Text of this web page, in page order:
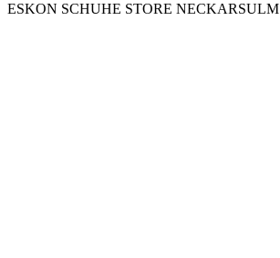
ESKON SCHUHE STORE NECKARSULM